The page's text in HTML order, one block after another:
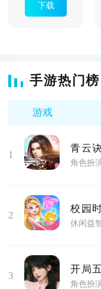
下载
手游热门榜
游戏
1
青云
角色扮
2
休闲益
3
开局
角色扮